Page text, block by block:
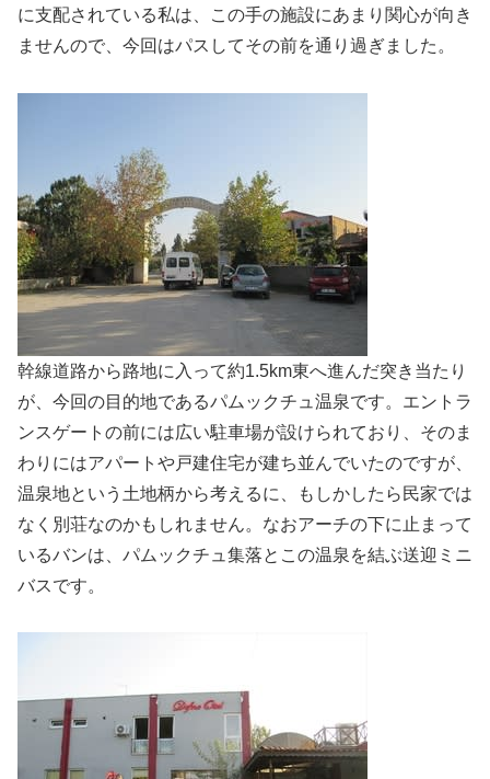
に支配されている私は、この手の施設にあまり関心が向き
ませんので、今回はパスしてその前を通り過ぎました。
幹線道路から路地に入って約1.5km東へ進んだ突き当たり
が、今回の目的地であるパムックチュ温泉です。エントラ
ンスゲートの前には広い駐車場が設けられており、そのま
わりにはアパートや戸建住宅が建ち並んでいたのですが、
温泉地という土地柄から考えるに、もしかしたら民家では
なく別荘なのかもしれません。なおアーチの下に止まって
いるバンは、パムックチュ集落とこの温泉を結ぶ送迎ミニ
バスです。